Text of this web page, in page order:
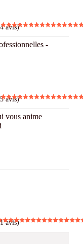
avis)
-
avis)
vous anime
avis)